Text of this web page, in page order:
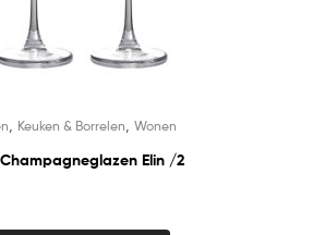
Keuken & Borrelen Wonen
Elin /2